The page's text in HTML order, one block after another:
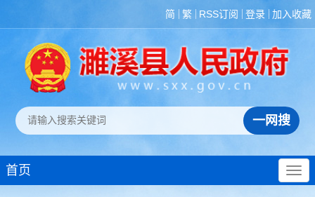
简 繁 RSS订阅 登录 加入收藏
首页